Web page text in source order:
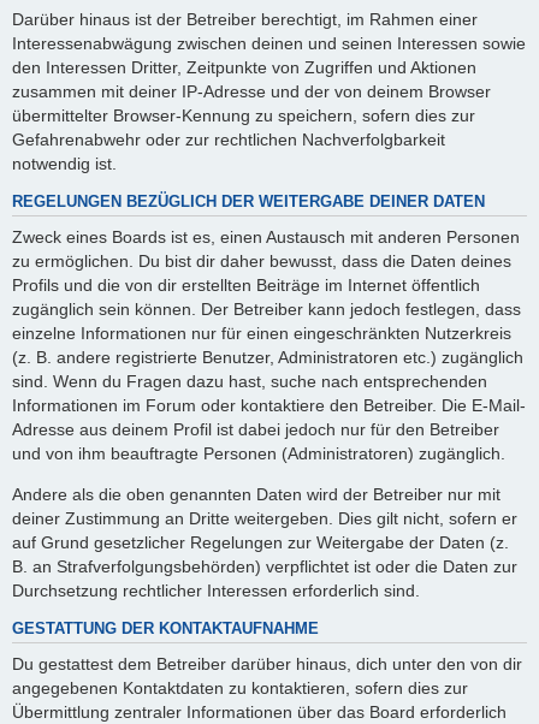
Darüber hinaus ist der Betreiber berechtigt, im Rahmen einer
Interessenabwägung zwischen deinen und seinen Interessen sowie
den Interessen Dritter, Zeitpunkte von Zugriffen und Aktionen
zusammen mit deiner IP-Adresse und der von deinem Browser
übermittelter Browser-Kennung zu speichern, sofern dies zur
Gefahrenabwehr oder zur rechtlichen Nachverfolgbarkeit
notwendig ist.
REGELUNGEN BEZÜGLICH DER WEITERGABE DEINER DATEN
Zweck eines Boards ist es, einen Austausch mit anderen Personen
zu ermöglichen. Du bist dir daher bewusst, dass die Daten deines
Profils und die von dir erstellten Beiträge im Internet öffentlich
zugänglich sein können. Der Betreiber kann jedoch festlegen, dass
einzelne Informationen nur für einen eingeschränkten Nutzerkreis
(z. B. andere registrierte Benutzer, Administratoren etc.) zugänglich
sind. Wenn du Fragen dazu hast, suche nach entsprechenden
Informationen im Forum oder kontaktiere den Betreiber. Die E-Mail-
Adresse aus deinem Profil ist dabei jedoch nur für den Betreiber
und von ihm beauftragte Personen (Administratoren) zugänglich.
Andere als die oben genannten Daten wird der Betreiber nur mit
deiner Zustimmung an Dritte weitergeben. Dies gilt nicht, sofern er
auf Grund gesetzlicher Regelungen zur Weitergabe der Daten (z.
B. an Strafverfolgungsbehörden) verpflichtet ist oder die Daten zur
Durchsetzung rechtlicher Interessen erforderlich sind.
GESTATTUNG DER KONTAKTAUFNAHME
Du gestattest dem Betreiber darüber hinaus, dich unter den von dir
angegebenen Kontaktdaten zu kontaktieren, sofern dies zur
Übermittlung zentraler Informationen über das Board erforderlich